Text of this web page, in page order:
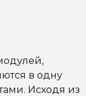
в одну
Исходя из